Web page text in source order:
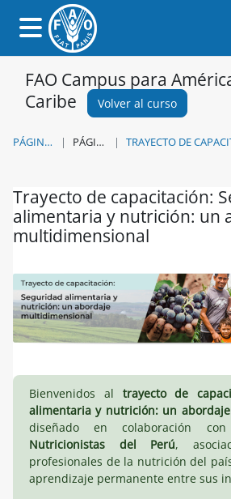
Salta al contenido principal
Panel lateral
FAO Campus para
Caribe
Volver al curso
PÁGINA PRINCIPAL PÁGINAS DEL SITIO
Trayecto de capacitación:
alimentaria y nutrición: un
multidimensional
Bienvenidos al trayecto de
alimentaria y nutrición: un
diseñado en colaboración
Nutricionistas del Perú,
profesionales de la nutrición del
aprendizaje permanente entre sus